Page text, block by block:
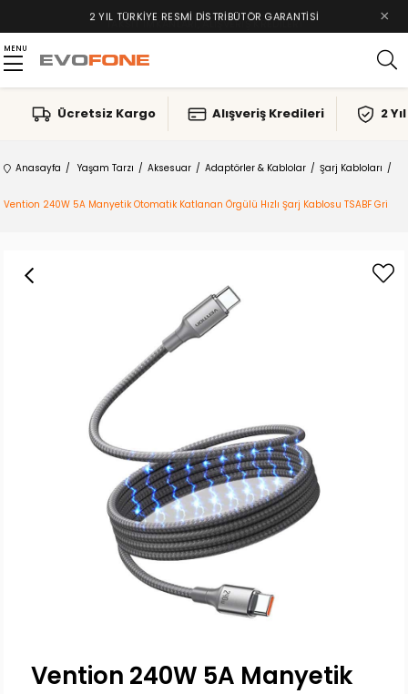
TAKSIT İMKANLARI, ALIŞVERIŞ KREDILERI ×
MENU
Ücretsiz Kargo Alışveriş Kredileri 2
Anasayfa Yaşam Tarzı Aksesuar Adaptörler & Kablolar Şarj Kabloları
Vention 240W 5A Manyetik Otomatik Katlanan Örgülü Hızlı Şarj Kablosu TSABF Gri
Vention 240W 5A Manyetik